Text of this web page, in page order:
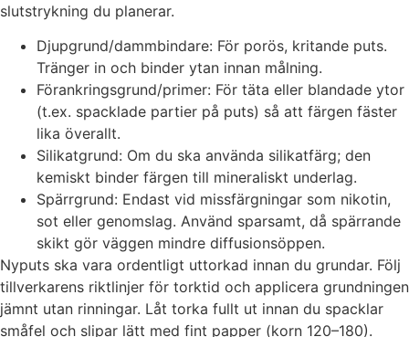
slutstrykning du planerar.
Djupgrund/dammbindare: För porös, kritande puts.
Tränger in och binder ytan innan målning.
Förankringsgrund/primer: För täta eller blandade ytor
(t.ex. spacklade partier på puts) så att färgen fäster
lika överallt.
Silikatgrund: Om du ska använda silikatfärg; den
kemiskt binder färgen till mineraliskt underlag.
Spärrgrund: Endast vid missfärgningar som nikotin,
sot eller genomslag. Använd sparsamt, då spärrande
skikt gör väggen mindre diffusionsöppen.
Nyputs ska vara ordentligt uttorkad innan du grundar. Följ
tillverkarens riktlinjer för torktid och applicera grundningen
jämnt utan rinningar. Låt torka fullt ut innan du spacklar
småfel och slipar lätt med fint papper (korn 120–180).